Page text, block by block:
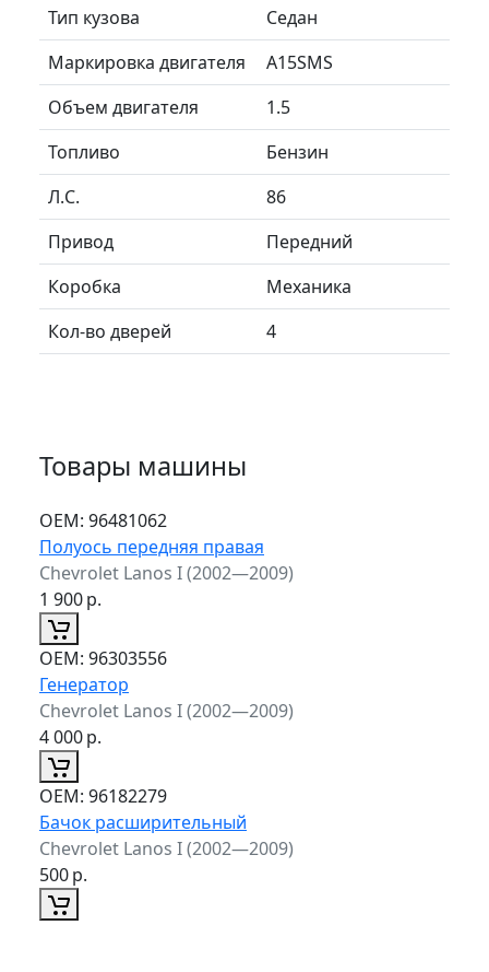
Тип кузова
Седан
Маркировка двигателя
A15SMS
Объем двигателя
1.5
Топливо
Бензин
Л.C.
86
Привод
Передний
Коробка
Механика
Кол-во дверей
4
Товары машины
ОЕМ: 96481062
Полуось передняя правая
Chevrolet Lanos I (2002—2009)
1 900р.
ОЕМ: 96303556
Генератор
Chevrolet Lanos I (2002—2009)
4 000р.
ОЕМ: 96182279
Бачок расширительный
Chevrolet Lanos I (2002—2009)
500р.